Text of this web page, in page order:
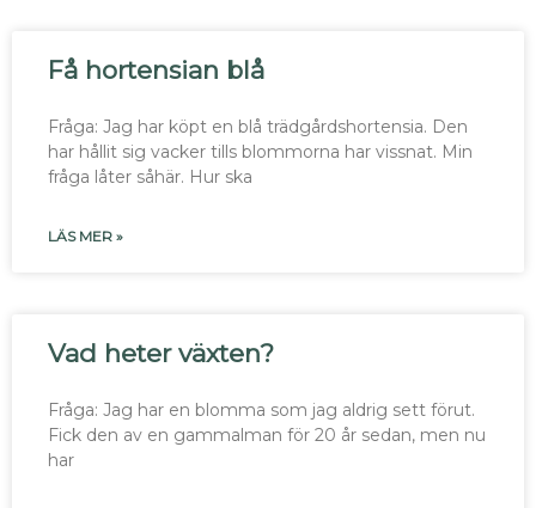
Få hortensian blå
Fråga: Jag har köpt en blå trädgårdshortensia. Den
har hållit sig vacker tills blommorna har vissnat. Min
fråga låter såhär. Hur ska
LÄS MER »
Vad heter växten?
Fråga: Jag har en blomma som jag aldrig sett förut.
Fick den av en gammalman för 20 år sedan, men nu
har